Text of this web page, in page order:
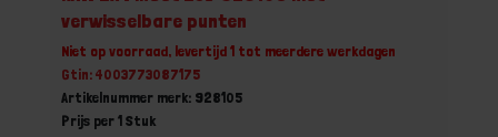
verwisselbare punten
Niet op voorraad, levertijd 1 tot meerdere werkdagen
Gtin: 4003773087175
Artikelnummer merk: 928105
Prijs per 1 Stuk